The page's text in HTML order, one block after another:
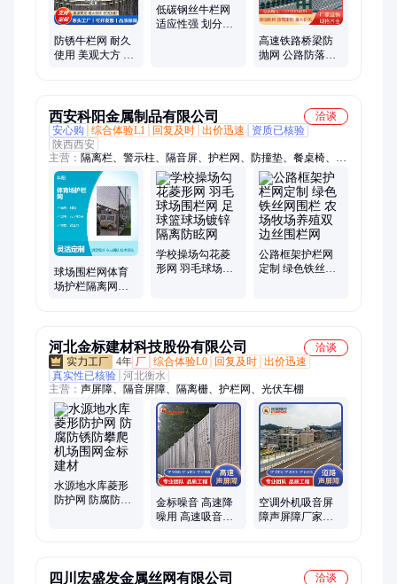
防锈牛栏网 耐久
使用 美观大方 库
低碳钢丝牛栏网
适应性强 划分空
高速铁路桥梁防
抛网 公路防落网
西安科阳金属制品有限公司
洽谈
安心购
综合体验L1 回复及时 出价迅速
资质已核验
陕西西安
主营： 隔离栏、警示柱、隔音屏、护栏网、防撞垫、餐桌椅、挡
车杆、课桌椅、礼堂椅、桥梁护栏、道路护栏、垃圾亭、垃圾
桶、看台椅、道闸、自行车架、排椅、公园椅、保洁员工具箱、
波纹管、红绿灯、标志牌、铁马、货架、波形护栏
球场围栏网体育
场护栏隔离网低
学校操场勾花菱
形网 羽毛球场围
公路框架护栏网
定制 绿色铁丝网
河北金标建材科技股份有限公司
洽谈
4年 厂 综合体验L0 回复及时 出价迅速
真实性已核验 河北衡水
主营： 声屏障、隔音屏障、隔离栅、护栏网、光伏车棚
水源地水库菱形
防护网 防腐防锈
金标噪音 高速降
噪用 高速吸音板
空调外机吸音屏
障声屏障厂家直
四川宏盛发金属丝网有限公司 洽谈